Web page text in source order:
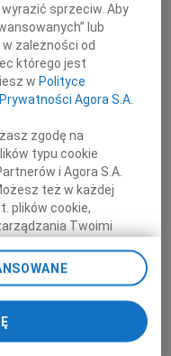
z powodu śmierci
Ojca
składają
dyrektor i pracownicy
sprzeciw. Aby
lub
zależności od
którego jest
wPolityce
Agora S.A.
zgodę na
typu cookie
i Agora S.A.
też w każdej
plików cookie,
Twoimi
stopce serwisu i
jest także za